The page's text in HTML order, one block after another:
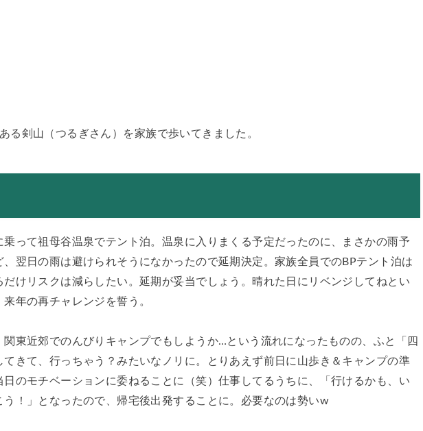
る剣山（つるぎさん）を家族で歩いてきました。
って祖母谷温泉でテント泊。温泉に入りまくる予定だったのに、まさかの雨予
翌日の雨は避けられそうになかったので延期決定。家族全員でのBPテント泊は
けリスクは減らしたい。延期が妥当でしょう。晴れた日にリベンジしてねとい
年の再チャレンジを誓う。
関東近郊でのんびりキャンプでもしようか…という流れになったものの、ふと「四
てきて、行っちゃう？みたいなノリに。とりあえず前日に山歩き＆キャンプの準
のモチベーションに委ねることに（笑）仕事してるうちに、「行けるかも、い
う！」となったので、帰宅後出発することに。必要なのは勢いw